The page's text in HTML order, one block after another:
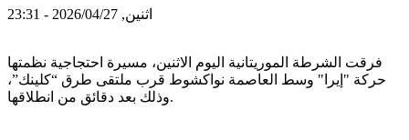
اثنين, 2026/04/27 - 23:31
فرقت الشرطة الموريتانية اليوم الاثنين، مسيرة احتجاجية نظمتها
حركة "إيرا" وسط العاصمة نواكشوط قرب ملتقى طرق “كلينك”،
وذلك بعد دقائق من انطلاقها.